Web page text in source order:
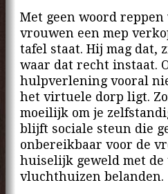
Met geen woord
vrouwen een mep
tafel staat. Hij mag dat,
waar dat recht instaat.
hulpverlening vooral
het virtuele dorp ligt.
moeilijk om je
blijft sociale steun die
onbereikbaar voor de
huiselijk geweld met
vluchthuizen belanden.